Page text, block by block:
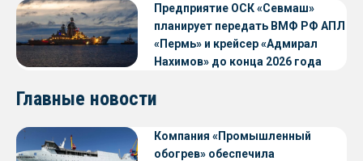
Предприятие ОСК «Севмаш»
планирует передать ВМФ РФ АПЛ
«Пермь» и крейсер «Адмирал
Нахимов» до конца 2026 года
Главные новости
Компания «Промышленный
обогрев» обеспечила